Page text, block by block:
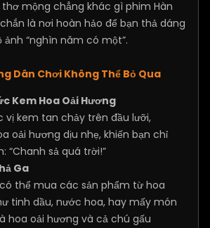
mộng chẳng khác gì phim Hàn
là nơi hoàn hảo để bạn thả dáng
“nghìn năm có một”.
Dân Chơi Không Thể Bỏ Qua
Kem Hoa Oải Hương
vị kem tan chảy trên đầu lưỡi,
oải hương dịu nhẹ, khiến bạn chỉ
“Chanh sả quá trời!”
Ga
thể mua các sản phẩm từ hoa
tinh dầu, nước hoa, hay mấy món
hoa oải hương và cả chú gấu